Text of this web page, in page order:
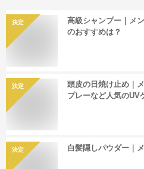
決定
高級シャンプー｜メ
のおすすめは？
決定
頭皮の日焼け止め｜
プレーなど人気のUV
決定
白髪隠しパウダー｜